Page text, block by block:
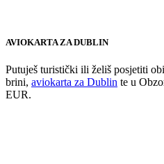
AVIOKARTA ZA DUBLIN
Putuješ turistički ili želiš posjetiti
brini, aviokarta za Dublin te u
EUR.